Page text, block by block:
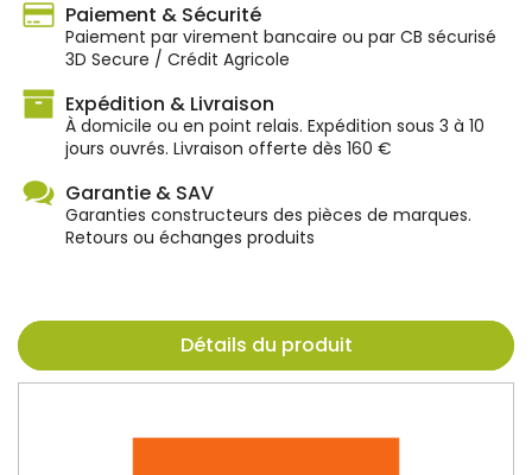
Paiement & Sécurité
Paiement par virement bancaire ou par CB sécurisé
3D Secure / Crédit Agricole
Expédition & Livraison
À domicile ou en point relais. Expédition sous 3 à 10
jours ouvrés. Livraison offerte dès 160 €
Garantie & SAV
Garanties constructeurs des pièces de marques.
Retours ou échanges produits
Détails du produit